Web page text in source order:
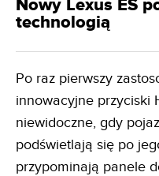
Nowy Lexus ES
technologią
Po raz pierwszy
innowacyjne przyciski
niewidoczne, gdy
podświetlają się po
przypominają panele